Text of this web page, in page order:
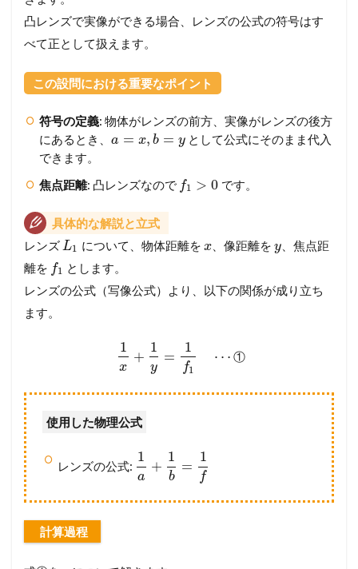
メ
ン
バ
ー
ッ
プ
必
要
で
凸レンズで実像ができる場合、レンズの公式の符号はす
べて正として扱えます。
この設問における重要なポイント
符号の定義: 物体がレンズの前方、実像がレンズの後方
にあるとき、 a = x, b = yとして公式にそのまま代入
できます。
焦点距離: 凸レンズなので f1 > 0 です。
具体的な解説と立式
レンズL1 について、物体距離を x、像距離を y 、焦点距
離を f1 とします。
レンズの公式（写像公式）より、以下の関係が成り立ち
ます。
1
x
+
1
y
=
1
f1
⋯ ①
使用した物理公式
レンズの公式:
1
a
+
1
b
=
1
f
計算過程